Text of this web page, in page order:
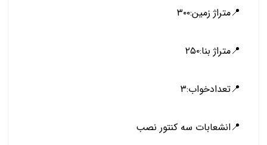
📍متراژ زمین:۳۰۰
📍متراژ بنا:۲۵۰
📍تعدادخواب:۳
📍انشعابات سه کنتور نصب